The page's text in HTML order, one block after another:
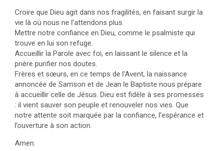
Croire que Dieu agit dans nos fragilités, en faisant surgir la
vie là où nous ne l’attendons plus.
Mettre notre confiance en Dieu, comme le psalmiste qui
trouve en lui son refuge.
Accueillir la Parole avec foi, en laissant le silence et la
prière purifier nos doutes.
Frères et sœurs, en ce temps de l’Avent, la naissance
annoncée de Samson et de Jean le Baptiste nous prépare
à accueillir celle de Jésus. Dieu est fidèle à ses promesses
: il vient sauver son peuple et renouveler nos vies. Que
notre attente soit marquée par la confiance, l’espérance et
l’ouverture à son action.
Amen.